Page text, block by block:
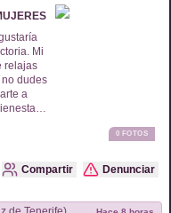
Mi
relajas
dudes
a
0 FOTOS
Compartir Denunciar